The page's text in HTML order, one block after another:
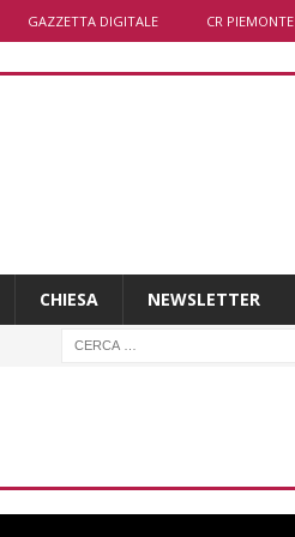
GAZZETTA DIGITALE CR PIEMONTE
CHIESA NEWSLETTER